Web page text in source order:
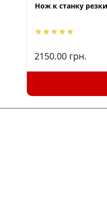
Нож к станку
2150.00 грн.